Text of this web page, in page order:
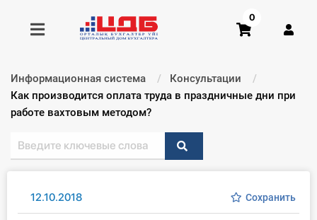
Получить консультацию
Главная ИС
0
Информационная система
Консультации
Текущий:
Как производится оплата труда в праздничные дни при
работе вахтовым методом?
12.10.2018 Сохранить